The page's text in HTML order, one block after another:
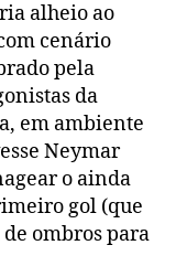
alheio ao
cenário
pela
da
em ambiente
Neymar
o ainda
gol (que
ombros para